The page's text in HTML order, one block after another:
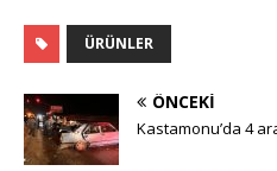
ÜRÜNLER
ÖNCEKI
Kastamonu’da 4